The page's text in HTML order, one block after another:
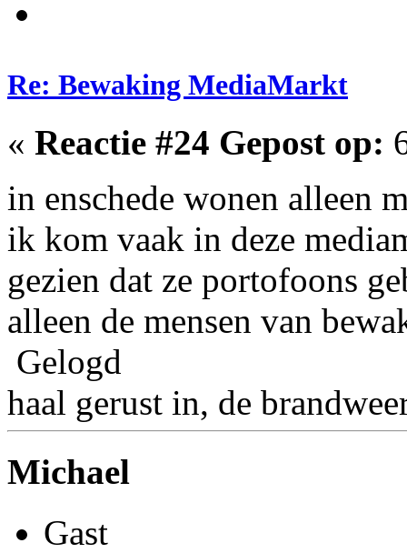
Re: Bewaking MediaMarkt
« Reactie #24 Gepost op:
in enschede wonen alleen
ik kom vaak in deze
gezien dat ze portofoons
alleen de mensen van
Gelogd
haal gerust in, de
Michael
Gast